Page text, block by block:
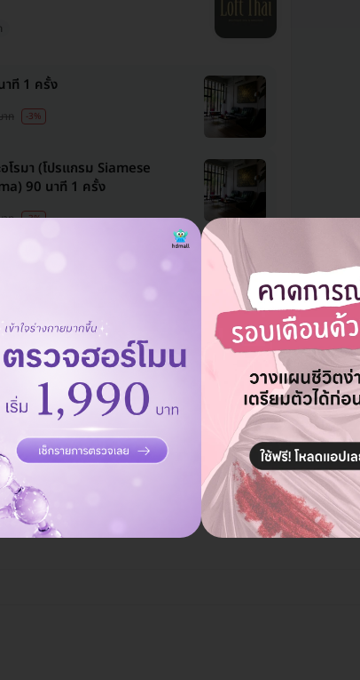
าที 1 ครั้ง
ท -3%
โรมา (โปรแกรม Siamese
90 นาที 1 ครั้ง
ท -3%
แอดมินพร้อมดูแลคุณทุกวันทางไลน์
คุยกับแอดมิน ฟรี!